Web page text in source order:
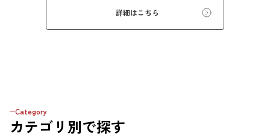
詳細はこちら
Category
カテゴリ 別で探す